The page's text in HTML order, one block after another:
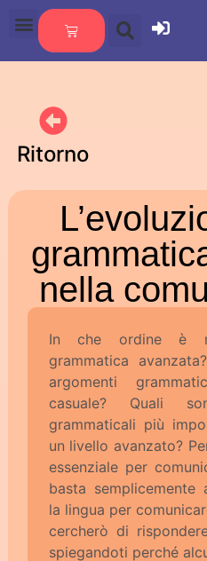
Ritorno
nella
In che ordine è
grammatica
argomenti
casuale? Quali
grammaticali più
un livello avanzato?
essenziale per
basta semplicemente
la lingua per
cercherò di
spiegandoti perché